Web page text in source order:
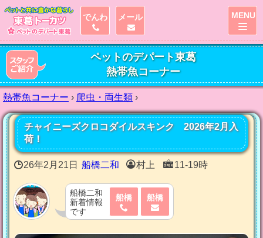
ペットのデパート東葛
熱帯魚コーナー
熱帯魚コーナー › 爬虫・両生類 ›
チャイニーズクロコダイルスキンク 2026年2月入
荷！
26年2月21日 船橋二和 村上 11-19時
船橋二和
新着情報
です
船橋 船橋
でんわ メール MENU